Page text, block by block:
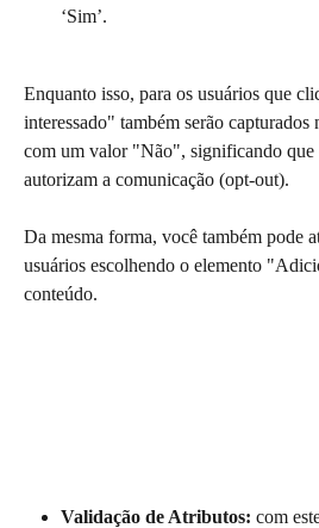
‘Sim’.
Enquanto isso, para os usuários que
interessado" também serão
com um valor "Não", significando que
autorizam a comunicação (opt-out).
Da mesma forma, você também pode
usuários escolhendo o elemento
conteúdo.
Validação de Atributos: com